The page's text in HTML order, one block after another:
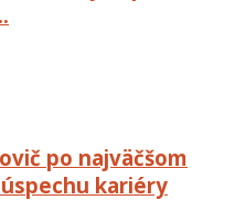
po najväčšom
kariéry